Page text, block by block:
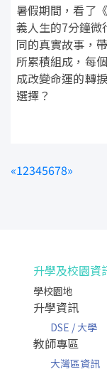
暑假期間，看了
義人生的7分鐘
同的真實故事，
所累積組成，每
成改變命運的轉
選擇？
«12345678»
升學及校園資
學校園地
升學資訊
DSE / 大學
教師專區
大灣區資訊